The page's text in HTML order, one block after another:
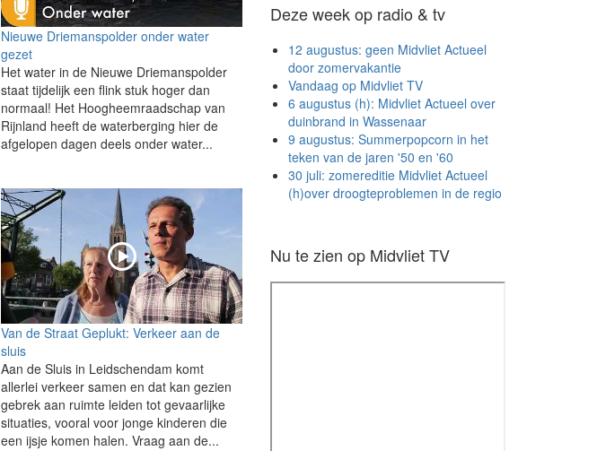
Nieuwe Driemanspolder onder water
gezet
Het water in de Nieuwe Driemanspolder
staat tijdelijk een flink stuk hoger dan
normaal! Het Hoogheemraadschap van
Rijnland heeft de waterberging hier de
afgelopen dagen deels onder water...
Van de Straat Geplukt: Verkeer aan de
sluis
Aan de Sluis in Leidschendam komt
allerlei verkeer samen en dat kan gezien
gebrek aan ruimte leiden tot gevaarlijke
situaties, vooral voor jonge kinderen die
een ijsje komen halen. Vraag aan de...
Deze week op radio & tv
12 augustus: geen Midvliet Actueel
door zomervakantie
Vandaag op Midvliet TV
6 augustus (h): Midvliet Actueel over
duinbrand in Wassenaar
9 augustus: Summerpopcorn in het
teken van de jaren '50 en '60
30 juli: zomereditie Midvliet Actueel
(h)over droogteproblemen in de regio
Nu te zien op Midvliet TV